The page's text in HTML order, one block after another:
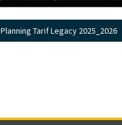
Planning Tarif Legacy 2025_2026